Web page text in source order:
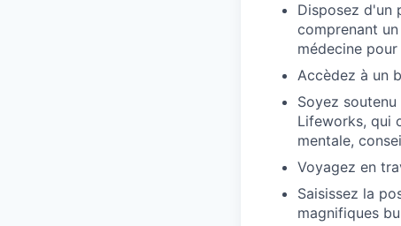
Disposez d'un
comprenant
médecine
Accèdez à un
Soyez
Lifeworks, qui
mentale,
Voyagez en
Saisissez la
magnifiques